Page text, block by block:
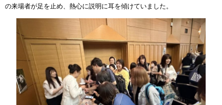
の来場者が足を止め、熱心に説明に耳を傾けていました。